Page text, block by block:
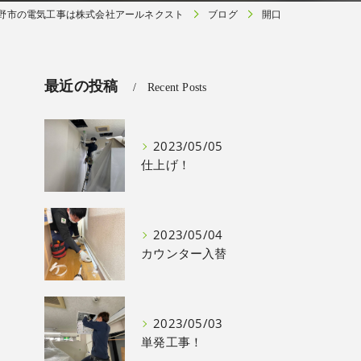
市の電気工事は株式会社アールネクスト ブログ 開口
最近の投稿 Recent Posts
2023/05/05
仕上げ！
2023/05/04
カウンター入替
2023/05/03
単発工事！